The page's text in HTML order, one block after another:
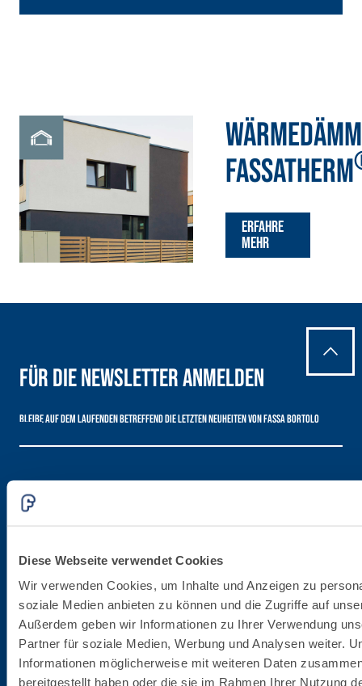
Diese Webseite verwendet Cookies
Wir verwenden Cookies, um Inhalte und Anzeigen zu
soziale Medien anbieten zu können und die Zugriffe auf
Außerdem geben wir Informationen zu Ihrer Verwendung
Partner für soziale Medien, Werbung und Analysen weiter.
Informationen möglicherweise mit weiteren Daten
bereitgestellt haben oder die sie im Rahmen Ihrer Nutzung
FASSATHERM
Erfahre
mehr
Für die Newsletter anmelden
Bleibe auf dem Laufenden betreffend die letzten Neuheiten von Fassa Bortolo
Firmenzentrale
Fassa S.r.l.
via Lazzaris, 3
31027 Spresiano (TV)